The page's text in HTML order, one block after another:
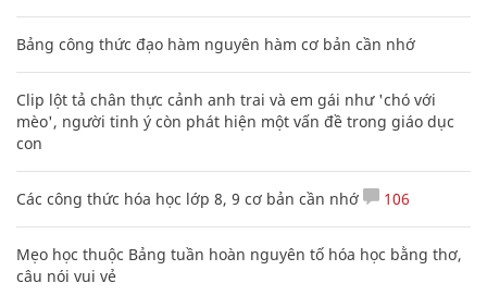
Bảng công thức đạo hàm nguyên hàm cơ bản cần nhớ
Clip lột tả chân thực cảnh anh trai và em gái như 'chó với
mèo', người tinh ý còn phát hiện một vấn đề trong giáo dục
con
Các công thức hóa học lớp 8, 9 cơ bản cần nhớ 106
Mẹo học thuộc Bảng tuần hoàn nguyên tố hóa học bằng thơ,
câu nói vui vẻ